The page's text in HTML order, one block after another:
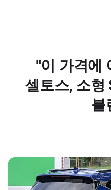
"이 가격에
셀토스, 소형
불